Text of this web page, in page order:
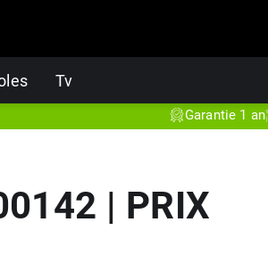
Tv
Garantie 1 an
| PRIX